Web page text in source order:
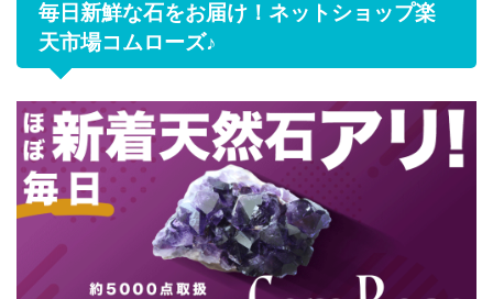
毎日新鮮な石をお届け！ネットショップ楽
天市場コムローズ♪